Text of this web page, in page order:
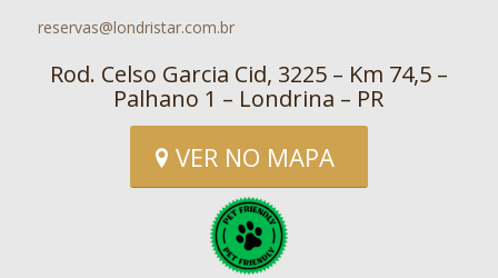
reservas@londristar.com.br
Rod. Celso Garcia Cid, 3225 – Km 74,5 –
Palhano 1 – Londrina – PR
VER NO MAPA